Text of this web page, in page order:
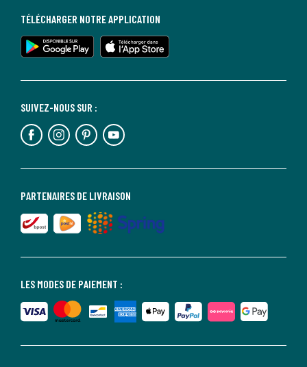
LES MODES DE PAIEMENT :
PARTENAIRES DE LIVRAISON
SUIVEZ-NOUS SUR :
TÉLÉCHARGER NOTRE APPLICATION